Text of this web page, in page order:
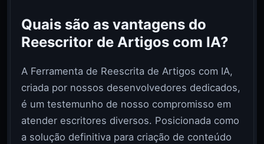
Quais são as vantagens do
Reescritor de Artigos com IA?
A Ferramenta de Reescrita de Artigos com IA,
criada por nossos desenvolvedores dedicados,
é um testemunho de nosso compromisso em
atender escritores diversos. Posicionada como
a solução definitiva para criação de conteúdo